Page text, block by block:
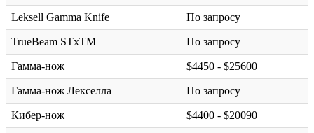
Leksell Gamma Knife По запросу
TrueBeam STxTM По запросу
Гамма-нож $4450 - $25600
Гамма-нож Лекселла По запросу
Кибер-нож $4400 - $20090